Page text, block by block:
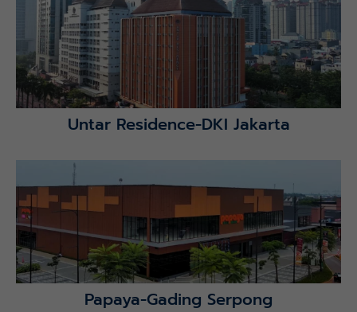
Untar Residence-DKI Jakarta
Lihat Detail Proyek
Papaya-Gading Serpong